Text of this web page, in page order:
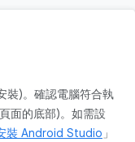
裝)。確認電腦符合執
面的底部)。如需設
裝 Android Studio 」